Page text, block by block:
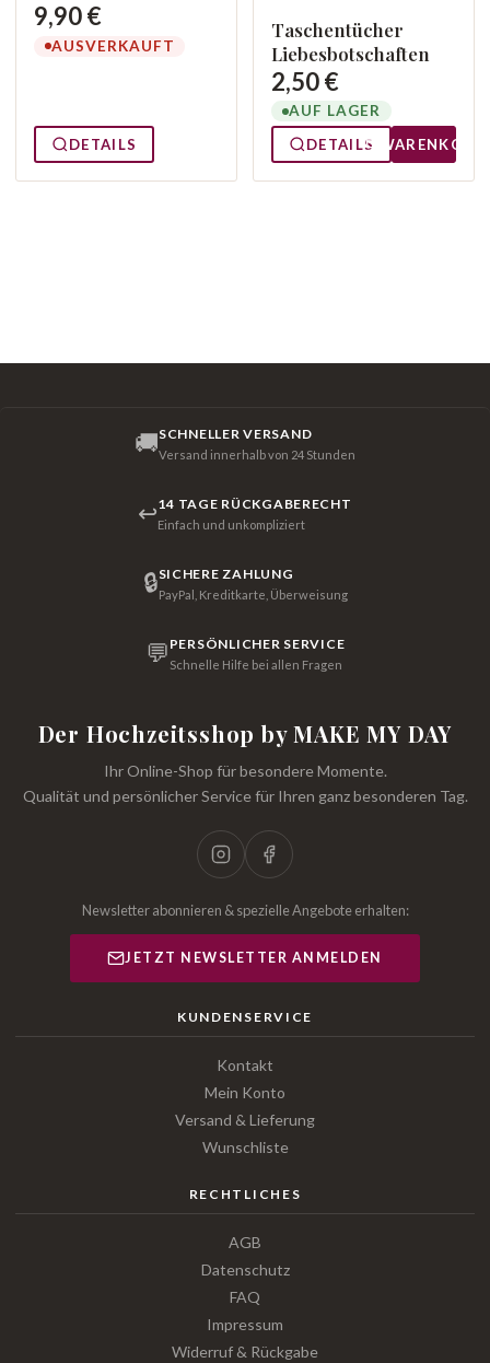
9,90 €
AUSVERKAUFT
DETAILS
Taschentücher
Liebesbotschaften
2,50 €
AUF LAGER
DETAILS
WARENKORB
🚚SCHNELLER VERSAND
Versand innerhalb von 24 Stunden
↩14 TAGE RÜCKGABERECHT
Einfach und unkompliziert
🔒SICHERE ZAHLUNG
PayPal, Kreditkarte, Überweisung
💬 PERSÖNLICHER SERVICE
Schnelle Hilfe bei allen Fragen
Der Hochzeitsshop by MAKE MY DAY
Ihr Online-Shop für besondere Momente.
Qualität und persönlicher Service für Ihren ganz besonderen Tag.
Newsletter abonnieren & spezielle Angebote erhalten:
JETZT NEWSLETTER ANMELDEN
KUNDENSERVICE
Kontakt
Mein Konto
Versand & Lieferung
Wunschliste
RECHTLICHES
AGB
Datenschutz
FAQ
Impressum
Widerruf & Rückgabe